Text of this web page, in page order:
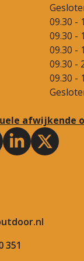
09.30 -
09.30 -
09.30 -
09.30 -
09.30 -
afwijkende
351